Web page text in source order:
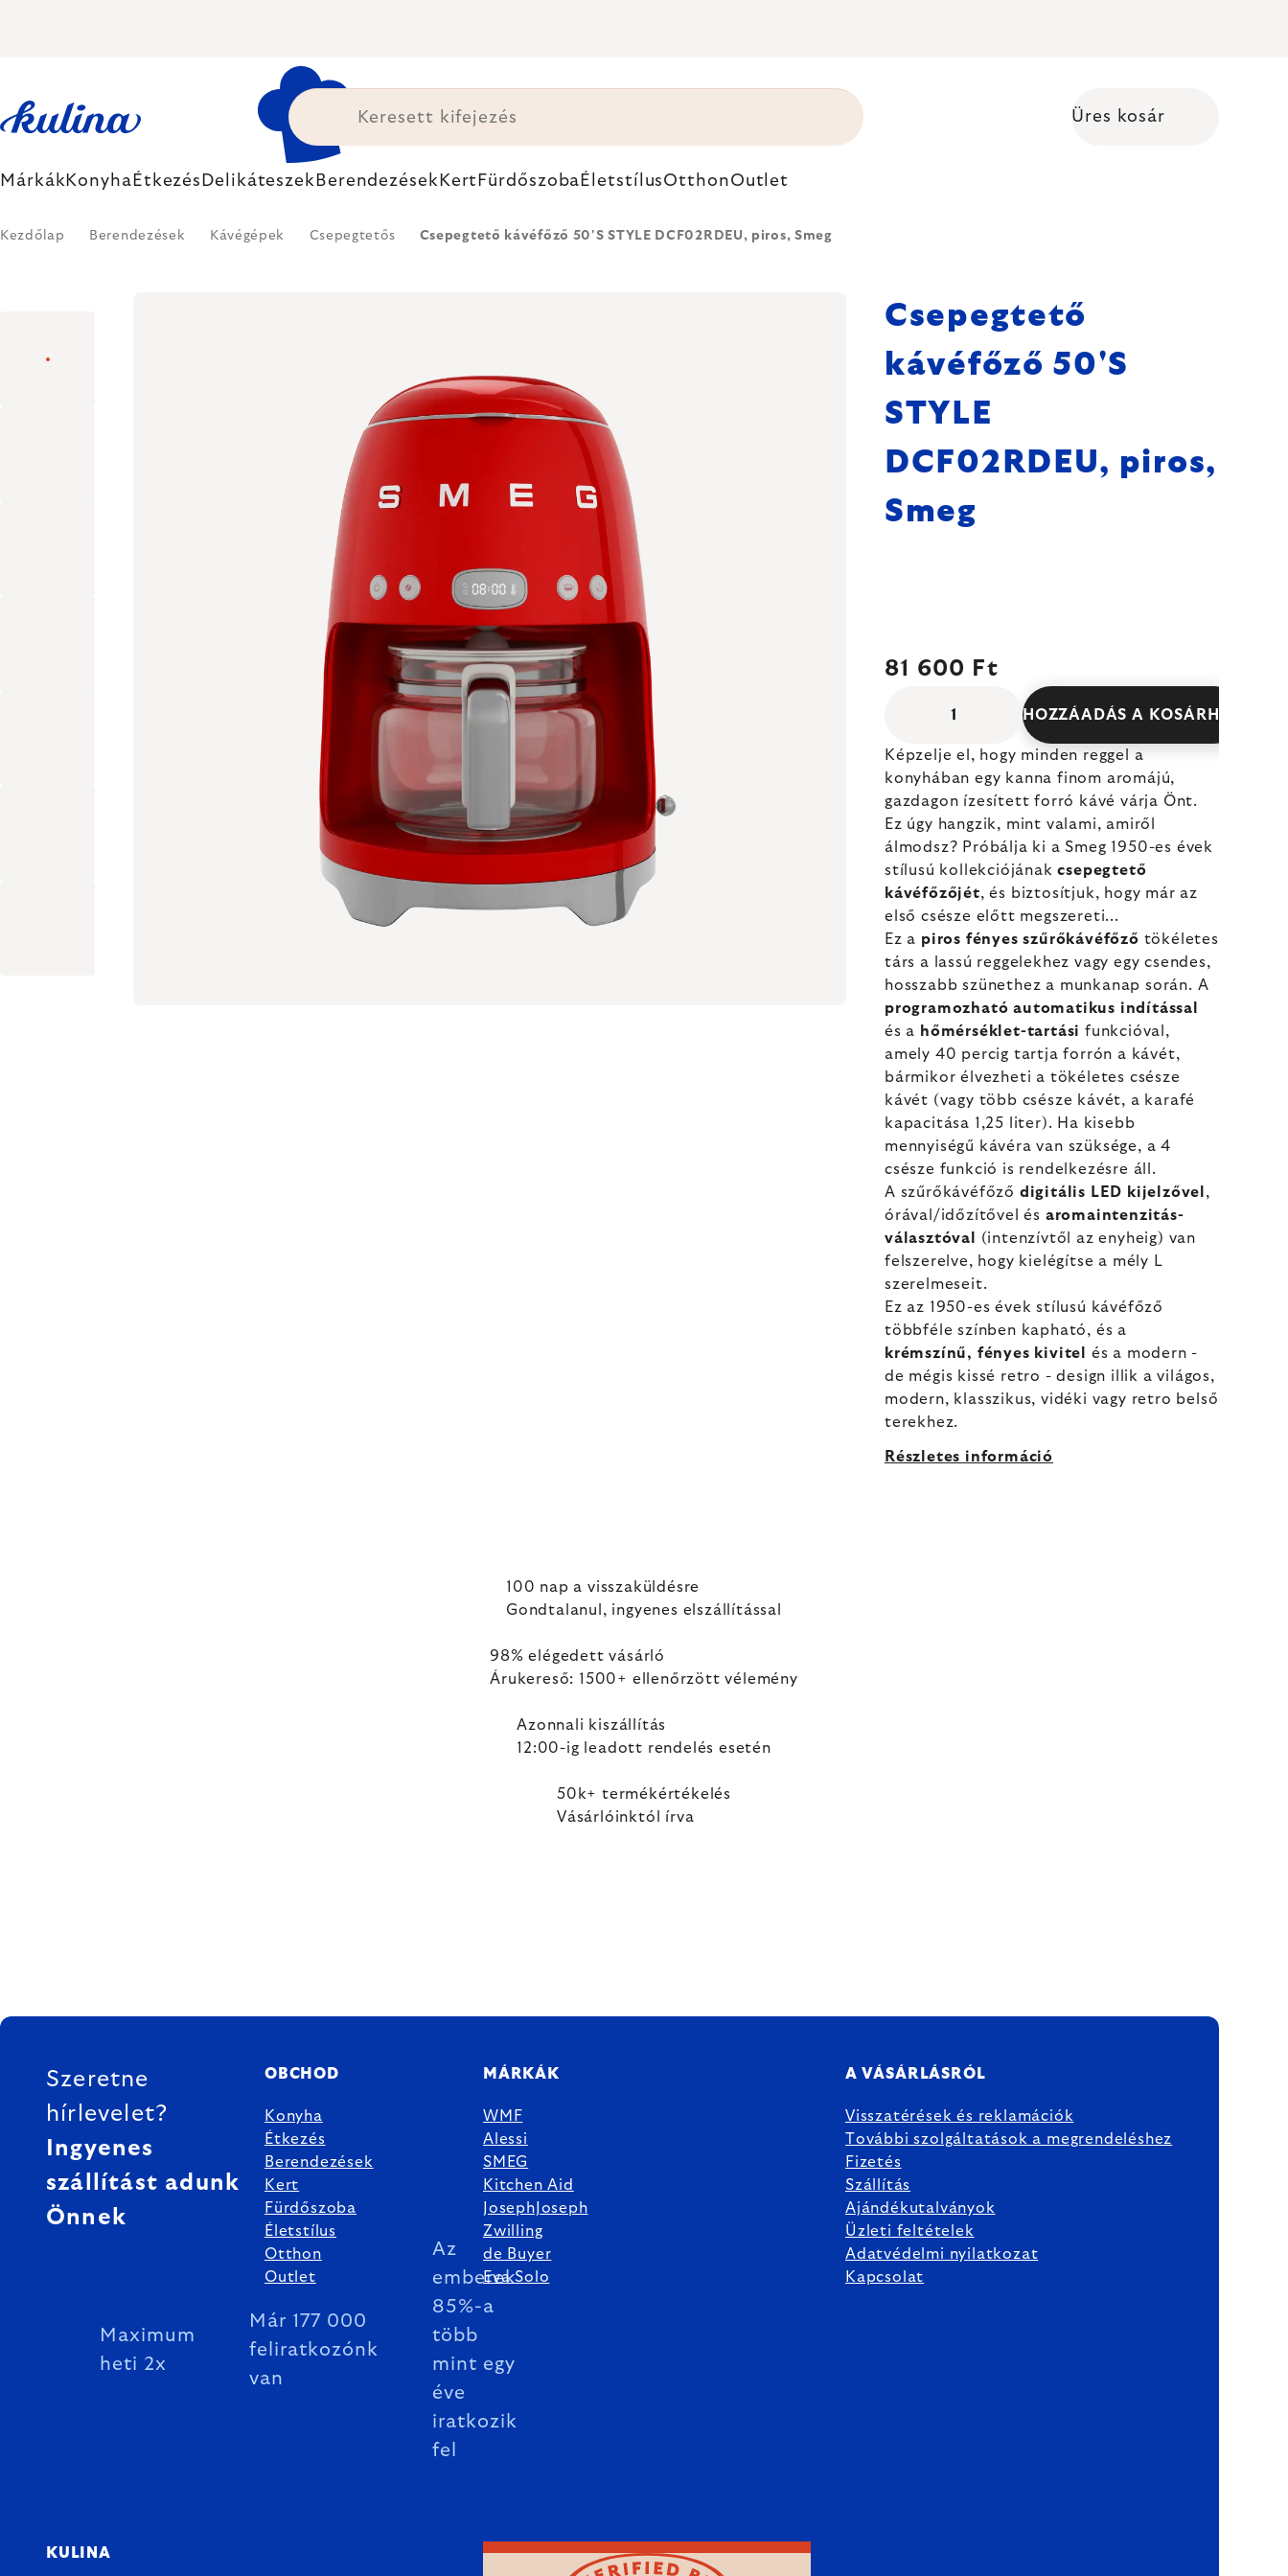
Üres kosár
MárkákKonyha Étkezés Delikáteszek Berendezések Kert Fürdőszoba ÉletstílusOtthonOutlet
Kezdőlap Berendezések Kávégépek Csepegtetős Csepegtető kávéfőző 50'S STYLE DCF02RDEU, piros, Smeg
Csepegtető
kávéfőző 50'S
STYLE
DCF02RDEU, piros,
Smeg
81 600 Ft
HOZZÁADÁS A KOSÁRHOZ
Képzelje el, hogy minden reggel a
konyhában egy kanna finom aromájú,
gazdagon ízesített forró kávé várja Önt.
Ez úgy hangzik, mint valami, amiről
álmodsz? Próbálja ki a Smeg 1950-es évek
stílusú kollekciójánakcsepegtető
kávéfőzőjét, és biztosítjuk, hogy már az
első csésze előtt megszereti...
Ez a piros fényes szűrőkávéfőző tökéletes
társ a lassú reggelekhez vagy egy csendes,
hosszabb szünethez a munkanap során. A
programozható automatikus indítással
és a hőmérséklet-tartási funkcióval,
amely 40 percig tartja forrón a kávét,
bármikor élvezheti a tökéletes csésze
kávét (vagy több csésze kávét, a karafé
kapacitása 1,25 liter). Ha kisebb
mennyiségű kávéra van szüksége, a 4
csésze funkció is rendelkezésre áll.
A szűrőkávéfőző digitális LED kijelzővel ,
órával/időzítővel és aromaintenzitás-
választóval
(intenzívtől az enyheig) van
felszerelve, hogy kielégítse a mély L
szerelmeseit.
Ez az 1950-es évek stílusú kávéfőző
többféle színben kapható, és a
krémszínű, fényes kivitel
és a modern -
de mégis kissé retro - design illik a világos,
modern, klasszikus, vidéki vagy retro belső
terekhez.
Részletes információ
100 nap a visszaküldésre
Gondtalanul, ingyenes elszállítással
98% elégedett vásárló
Árukereső: 1500+ ellenőrzött vélemény
Azonnali kiszállítás
12:00-ig leadott rendelés esetén
50k+ termékértékelés
Vásárlóinktól írva
LÁBLÉC
Szeretne
hírlevelet?
Ingyenes
szállítást adunk
Önnek
Maximum
heti 2x
Már 177 000
feliratkozónk
van
Az
emberek
85%-a
több
mint egy
éve
iratkozik
fel
OBCHOD
Konyha
Étkezés
Berendezések
Kert
Fürdőszoba
Életstílus
Otthon
Outlet
MÁRKÁK
WMF
Alessi
SMEG
Kitchen Aid
JosephJoseph
Zwilling
de Buyer
Eva Solo
A VÁSÁRLÁSRÓL
Visszatérések és reklamációk
További szolgáltatások a megrendeléshez
Fizetés
Szállítás
Ajándékutalványok
Üzleti feltételek
Adatvédelmi nyilatkozat
Kapcsolat
KULINA